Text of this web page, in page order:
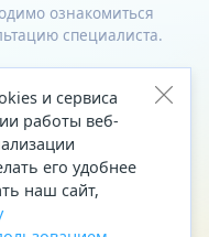
ознакомиться
специалиста.
в здание со стороны
и сервиса
работы веб-
его удобнее
наш сайт,